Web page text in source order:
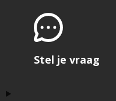
Stel je vraag